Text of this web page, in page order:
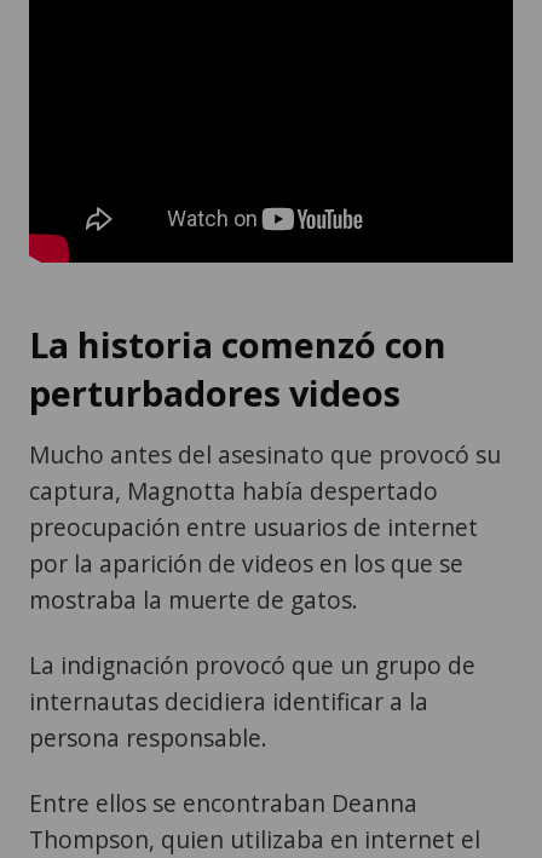
La historia comenzó con
perturbadores videos
Mucho antes del asesinato que provocó su
captura, Magnotta había despertado
preocupación entre usuarios de internet
por la aparición de videos en los que se
mostraba la muerte de gatos.
La indignación provocó que un grupo de
internautas decidiera identificar a la
persona responsable.
Entre ellos se encontraban Deanna
Thompson, quien utilizaba en internet el